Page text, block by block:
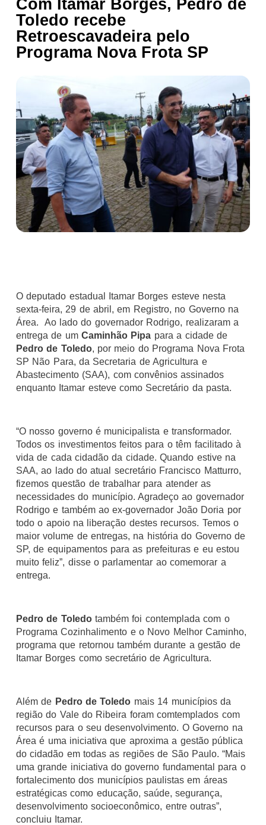
Com Itamar Borges, Pedro de
Toledo recebe
Retroescavadeira pelo
Programa Nova Frota SP
O deputado estadual Itamar Borges esteve nesta
sexta-feira, 29 de abril, em Registro, no Governo na
Área. Ao lado do governador Rodrigo, realizaram a
entrega de umCaminhão Pipa para a cidade de
Pedro de Toledo, por meio do Programa Nova Frota
SP Não Para, da Secretaria de Agricultura e
Abastecimento (SAA), com convênios assinados
enquanto Itamar esteve como Secretário da pasta.
“O nosso governo é municipalista e transformador.
Todos os investimentos feitos para o têm facilitado à
vida de cada cidadão da cidade. Quando estive na
SAA, ao lado do atual secretário Francisco Matturro,
fizemos questão de trabalhar para atender as
necessidades do município. Agradeço ao governador
Rodrigo e também ao ex-governador João Doria por
todo o apoio na liberação destes recursos. Temos o
maior volume de entregas, na história do Governo de
SP, de equipamentos para as prefeituras e eu estou
muito feliz”, disse o parlamentar ao comemorar a
entrega.
Pedro de Toledotambém foi contemplada com o
Programa Cozinhalimento e o Novo Melhor Caminho,
programa que retornou também durante a gestão de
Itamar Borges como secretário de Agricultura.
Além de Pedro de Toledo mais 14 municípios da
região do Vale do Ribeira foram comtemplados com
recursos para o seu desenvolvimento. O Governo na
Área é uma iniciativa que aproxima a gestão pública
do cidadão em todas as regiões de São Paulo. “Mais
uma grande iniciativa do governo fundamental para o
fortalecimento dos municípios paulistas em áreas
estratégicas como educação, saúde, segurança,
desenvolvimento socioeconômico, entre outras”,
concluiu Itamar.